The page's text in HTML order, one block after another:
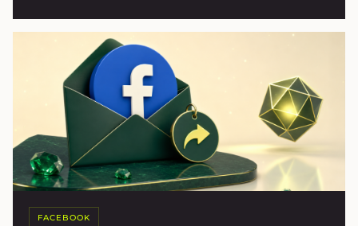
FACEBOOK